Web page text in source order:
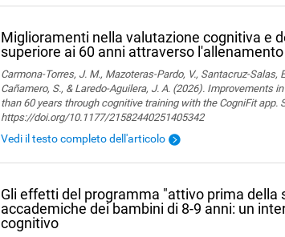
Miglioramenti nella valutazione cognitiva e
superiore ai 60 anni attraverso
Carmona-Torres, J. M., Mazoteras-Pardo, V., Santacruz-Salas,
Cañamero, S., & Laredo-Aguilera, J. A. (2026). Improvements
than 60 years through cognitive training with the CogniFit app.
https://doi.org/10.1177/21582440251405342
Vedi il testo completo dell'articolo
Gli effetti del programma "attivo prima della
accademiche dei bambini di 8-9 anni: un
cognitivo